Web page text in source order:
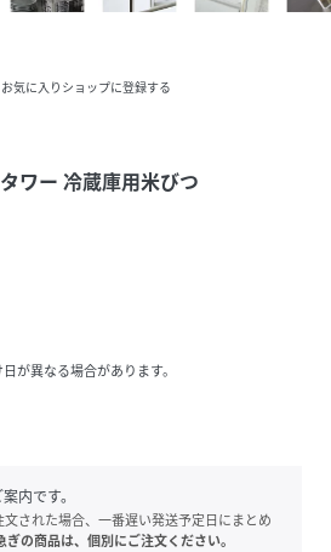
お気に入りショップに登録する
ワー 冷蔵庫用米びつ
が異なる場合があります。
内です。
された場合、一番遅い発送予定日にまとめ
ぎの商品は、個別にご注文ください。